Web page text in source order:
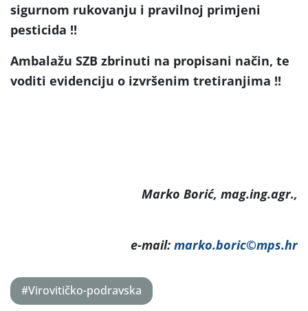
sigurnom rukovanju i pravilnoj primjeni
pesticida !!
Ambalažu SZB zbrinuti na propisani način, te
voditi evidenciju o izvršenim tretiranjima !!
Marko Borić, mag.ing.agr.,
e-mail: marko.boric©mps.hr
#Virovitičko-podravska